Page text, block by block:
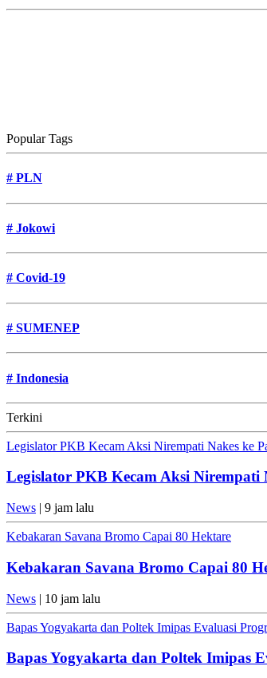
Popular Tags
# PLN
# Jokowi
# Covid-19
# SUMENEP
# Indonesia
Terkini
Legislator PKB Kecam Aksi Nirempati Nakes ke
Legislator PKB Kecam Aksi Nirempati
News | 9 jam lalu
Kebakaran Savana Bromo Capai 80 Hektare
Kebakaran Savana Bromo Capai 80
News | 10 jam lalu
Bapas Yogyakarta dan Poltek Imipas Evaluasi
Bapas Yogyakarta dan Poltek Imipas